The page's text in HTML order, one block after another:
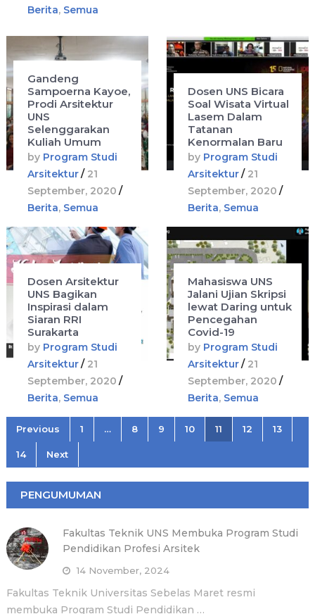
Berita, Semua
Gandeng
Sampoerna Kayoe,
Prodi Arsitektur
UNS
Selenggarakan
Kuliah Umum
by Program Studi
Arsitektur/ 21
September, 2020 /
Berita, Semua
Dosen UNS Bicara
Soal Wisata Virtual
Lasem Dalam
Tatanan
Kenormalan Baru
by Program Studi
Arsitektur/ 21
September, 2020 /
Berita, Semua
Dosen Arsitektur
UNS Bagikan
Inspirasi dalam
Siaran RRI
Surakarta
by Program Studi
Arsitektur/ 21
September, 2020 /
Berita, Semua
Mahasiswa UNS
Jalani Ujian Skripsi
lewat Daring untuk
Pencegahan
Covid-19
by Program Studi
Arsitektur/ 21
September, 2020 /
Berita, Semua
Posts
pagination
Previous 1 … 8 9 10 11 12 13
14 Next
PENGUMUMAN
Fakultas Teknik UNS Membuka Program Studi
Pendidikan Profesi Arsitek
14 November, 2024
Fakultas Teknik Universitas Sebelas Maret resmi
membuka Program Studi Pendidikan …